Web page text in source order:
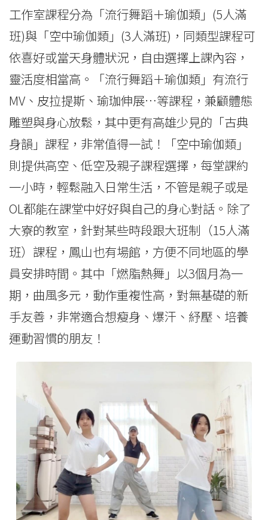
工作室課程分為「流行舞蹈＋瑜伽類」(5人滿
班)與「空中瑜伽類」(3人滿班)，同類型課程可
依喜好或當天身體狀況，自由選擇上課內容，
靈活度相當高。「流行舞蹈＋瑜伽類」有流行
MV、皮拉提斯、瑜珈伸展…等課程，兼顧體態
雕塑與身心放鬆，其中更有高雄少見的「古典
身韻」課程，非常值得一試！「空中瑜伽類」
則提供高空、低空及親子課程選擇，每堂課約
一小時，輕鬆融入日常生活，不管是親子或是
OL都能在課堂中好好與自己的身心對話。除了
大寮的教室，針對某些時段跟大班制（15人滿
班）課程，鳳山也有場館，方便不同地區的學
員安排時間。其中「燃脂熱舞」以3個月為一
期，曲風多元，動作重複性高，對無基礎的新
手友善，非常適合想瘦身、爆汗、紓壓、培養
運動習慣的朋友！